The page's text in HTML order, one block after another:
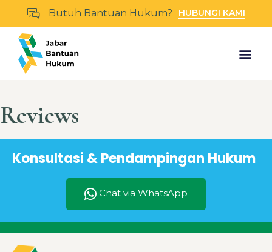
Butuh Bantuan Hukum? HUBUNGI KAMI
Reviews
Konsultasi & Pendampingan Hukum
Chat via WhatsApp